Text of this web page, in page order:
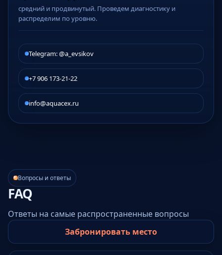
средний и продвинутый. Проведем диагностику и
распределим по уровню.
Telegram: @a_evsikov
+7 906 173-21-22
info@aquacex.ru
Вопросы и ответы
FAQ
Ответы на самые распространенные вопросы
Забронировать место